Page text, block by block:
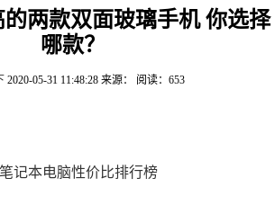
两款双面玻璃手机 你选择
哪款？
2020-05-31 11:48:28 来源： 阅读：653
记本电脑性价比排行榜